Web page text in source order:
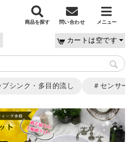
商品を探す 問い合わせ メニュー
カートは空です
プシンク・多目的流し ＃センサ